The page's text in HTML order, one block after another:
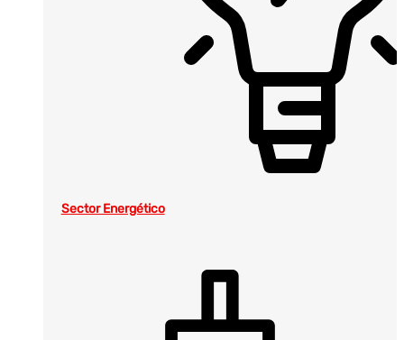
Sector Energético